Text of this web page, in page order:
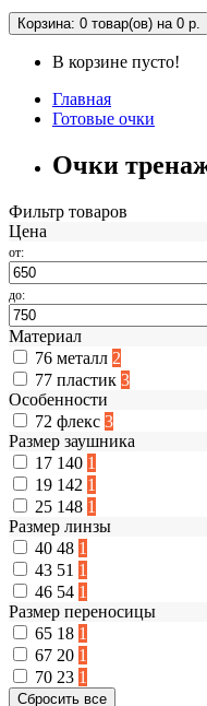
Корзина : 0 товар(ов) на 0 р.
В корзине пусто!
Главная
Готовые очки
Очки
Фильтр товаров
Цена
от:
до:
Материал
76 металл 2
77 пластик 3
Особенности
72 флекс 3
Размер заушника
17 140 1
19 142 1
25 148 1
Размер линзы
40 48 1
43 51 1
46 54 1
Размер переносицы
65 18 1
67 20 1
70 23 1